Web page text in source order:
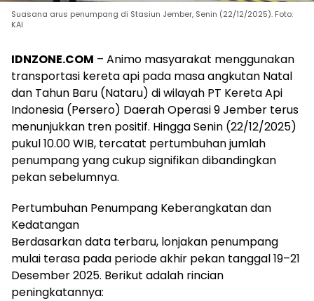
Suasana arus penumpang di Stasiun Jember, Senin (22/12/2025). Foto:
KAI
IDNZONE.COM – Animo masyarakat menggunakan
transportasi kereta api pada masa angkutan Natal
dan Tahun Baru (Nataru) di wilayah PT Kereta Api
Indonesia (Persero) Daerah Operasi 9 Jember terus
menunjukkan tren positif. Hingga Senin (22/12/2025)
pukul 10.00 WIB, tercatat pertumbuhan jumlah
penumpang yang cukup signifikan dibandingkan
pekan sebelumnya.
Pertumbuhan Penumpang Keberangkatan dan
Kedatangan
Berdasarkan data terbaru, lonjakan penumpang
mulai terasa pada periode akhir pekan tanggal 19–21
Desember 2025. Berikut adalah rincian
peningkatannya: